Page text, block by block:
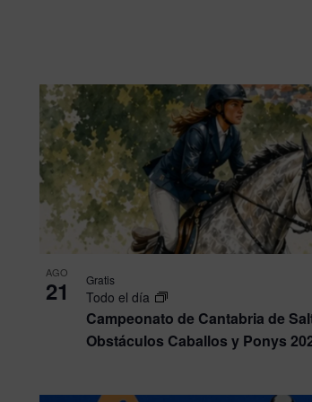
AGO
21
Campeonato de Cantabria de
Obstáculos Caballos y Ponys
Todo el día
Gratis